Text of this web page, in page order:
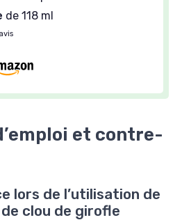
de 118 ml
et contre-
lors de l’utilisation de
clou de girofle